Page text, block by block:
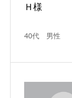
Ｈ様
40代 男性